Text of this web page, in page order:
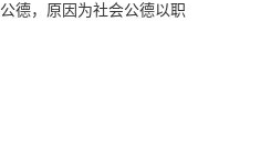
德，原因为社会公德以职